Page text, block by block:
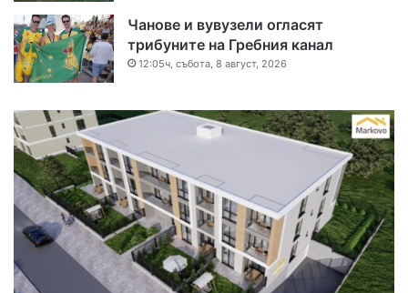
Чанове и вувузели огласят
трибуните на Гребния канал
12:05ч, събота, 8 август, 2026